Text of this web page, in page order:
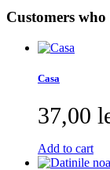
Customers
Casa
37,00
Add to cart